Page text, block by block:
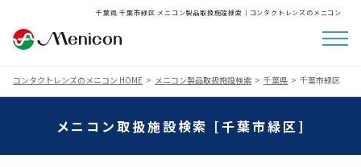
千葉県 千葉市緑区 メニコン製品取扱施設検索│コンタクトレンズのメニコン
コンタクトレンズのメニコン HOME メニコン製品取扱施設検索 千葉県 千葉市緑区
メニコン取扱施設検索 [千葉市緑区]